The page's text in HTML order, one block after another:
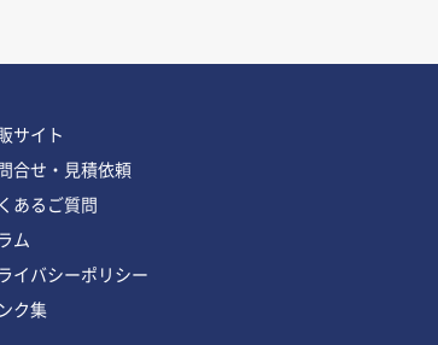
サイト
合せ・見積依頼
あるご質問
ム
イバシーポリシー
ク集